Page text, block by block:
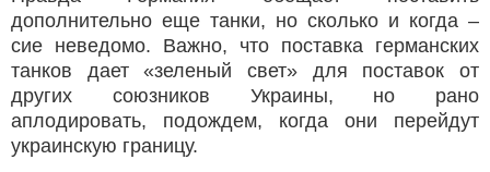
дополнительно еще танки, но сколько и когда –
сие неведомо. Важно, что поставка германских
танков дает «зеленый свет» для поставок от
других союзников Украины, но рано
аплодировать, подождем, когда они перейдут
украинскую границу.